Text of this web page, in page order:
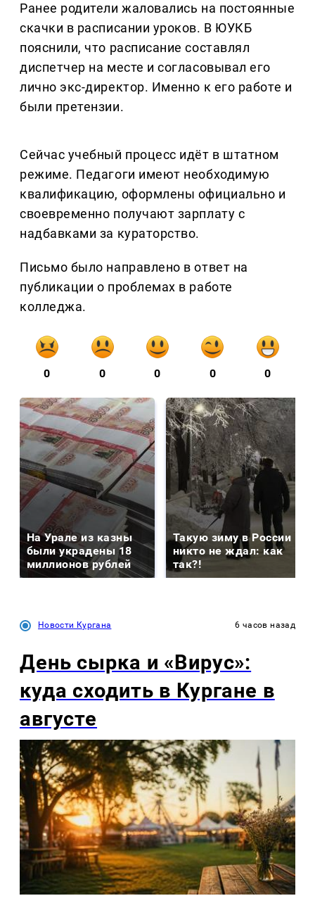
Ранее родители жаловались на постоянные
скачки в расписании уроков. В ЮУКБ
пояснили, что расписание составлял
диспетчер на месте и согласовывал его
лично экс-директор. Именно к его работе и
были претензии.
Сейчас учебный процесс идёт в штатном
режиме. Педагоги имеют необходимую
квалификацию, оформлены официально и
своевременно получают зарплату с
надбавками за кураторство.
Письмо было направлено в ответ на
публикации о проблемах в работе
колледжа.
0 0 0 0 0
На Урале из казны
были украдены 18
миллионов рублей
Такую зиму в России
никто не ждал: как
так?!
Новости Кургана 6 часов назад
День сырка и «Вирус»:
куда сходить в Кургане в
августе